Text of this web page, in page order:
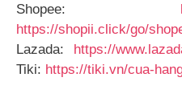
Shopee:
https://shopii.click/go/
Lazada: https://
Tiki: https://tiki.vn/cua-